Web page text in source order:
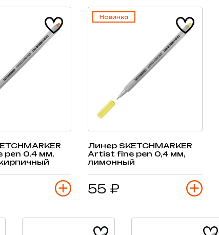
pen 0,4 мм,
Новинка
Линер SKETCHMARKER
Artist fine pen 0,4 мм,
лимонный
55 ₽